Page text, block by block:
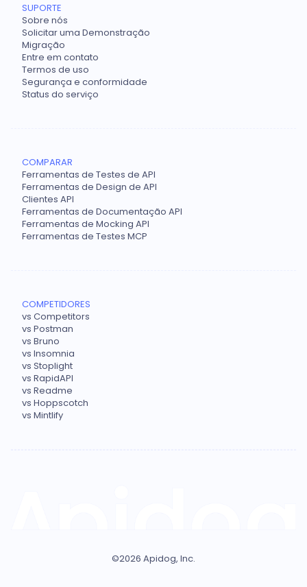
SUPORTE
Sobre nós
Solicitar uma Demonstração
Migração
Entre em contato
Termos de uso
Segurança e conformidade
Status do serviço
COMPARAR
Ferramentas de Testes de API
Ferramentas de Design de API
Clientes API
Ferramentas de Documentação API
Ferramentas de Mocking API
Ferramentas de Testes MCP
COMPETIDORES
vs Competitors
vs Postman
vs Bruno
vs Insomnia
vs Stoplight
vs RapidAPI
vs Readme
vs Hoppscotch
vs Mintlify
©2026 Apidog, Inc.